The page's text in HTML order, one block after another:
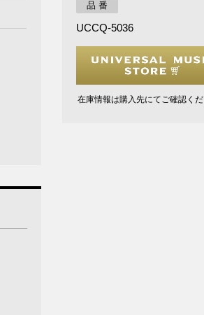
品 番
UCCQ-5036
在庫情報は購入先にてご確認くだ